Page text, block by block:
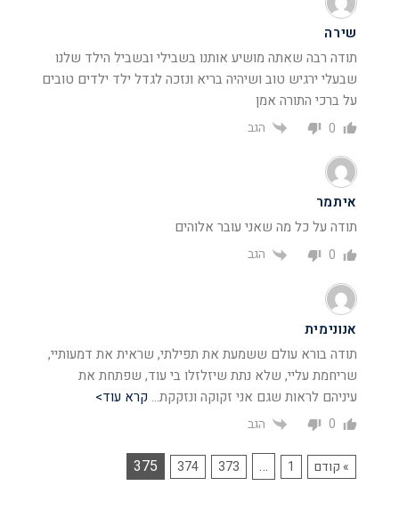
שירה
תודה רבה שאתה מושיע אותנו בשבילי ובשביל הילד שלנו
שבעלי ירגיש טוב ושיהיה בריא ונזכה לגדל ילד ילדים טובים
על ברכי התורה אמן
0 הגב
איתמר
תודה על כל מה שאני עובר אלוהים
0 הגב
אנונימית
תודה בורא עולם ששמעת את תפילתי, שראית את דמעותיי,
שריחמת עליי, שלא נתת שיזלזלו בי עוד, שפתחת את
עיניהם לראות שגם אני זקוקה ונזקקת… קרא עוד>
0 הגב
» קודם 1
…
373
374
375